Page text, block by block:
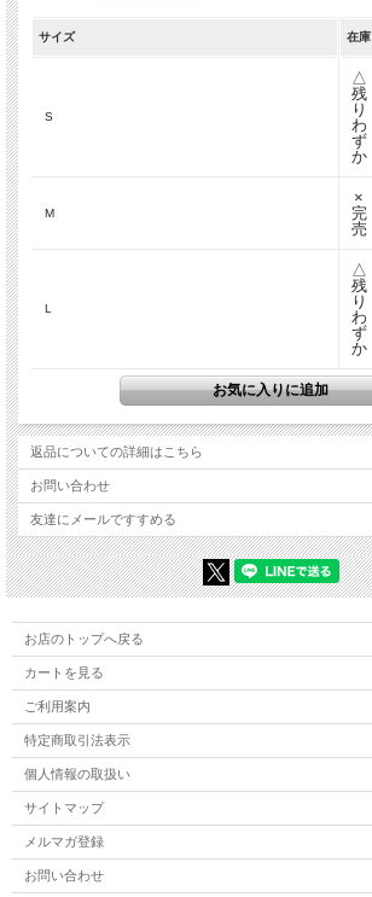
サイズ 在庫
S
△
残
り
わ
ず
か
M
×
完
売
L
△
残
り
わ
ず
か
返品についての詳細はこちら
お問い合わせ
友達にメールですすめる
お店のトップへ戻る
カートを見る
ご利用案内
特定商取引法表示
個人情報の取扱い
サイトマップ
メルマガ登録
お問い合わせ